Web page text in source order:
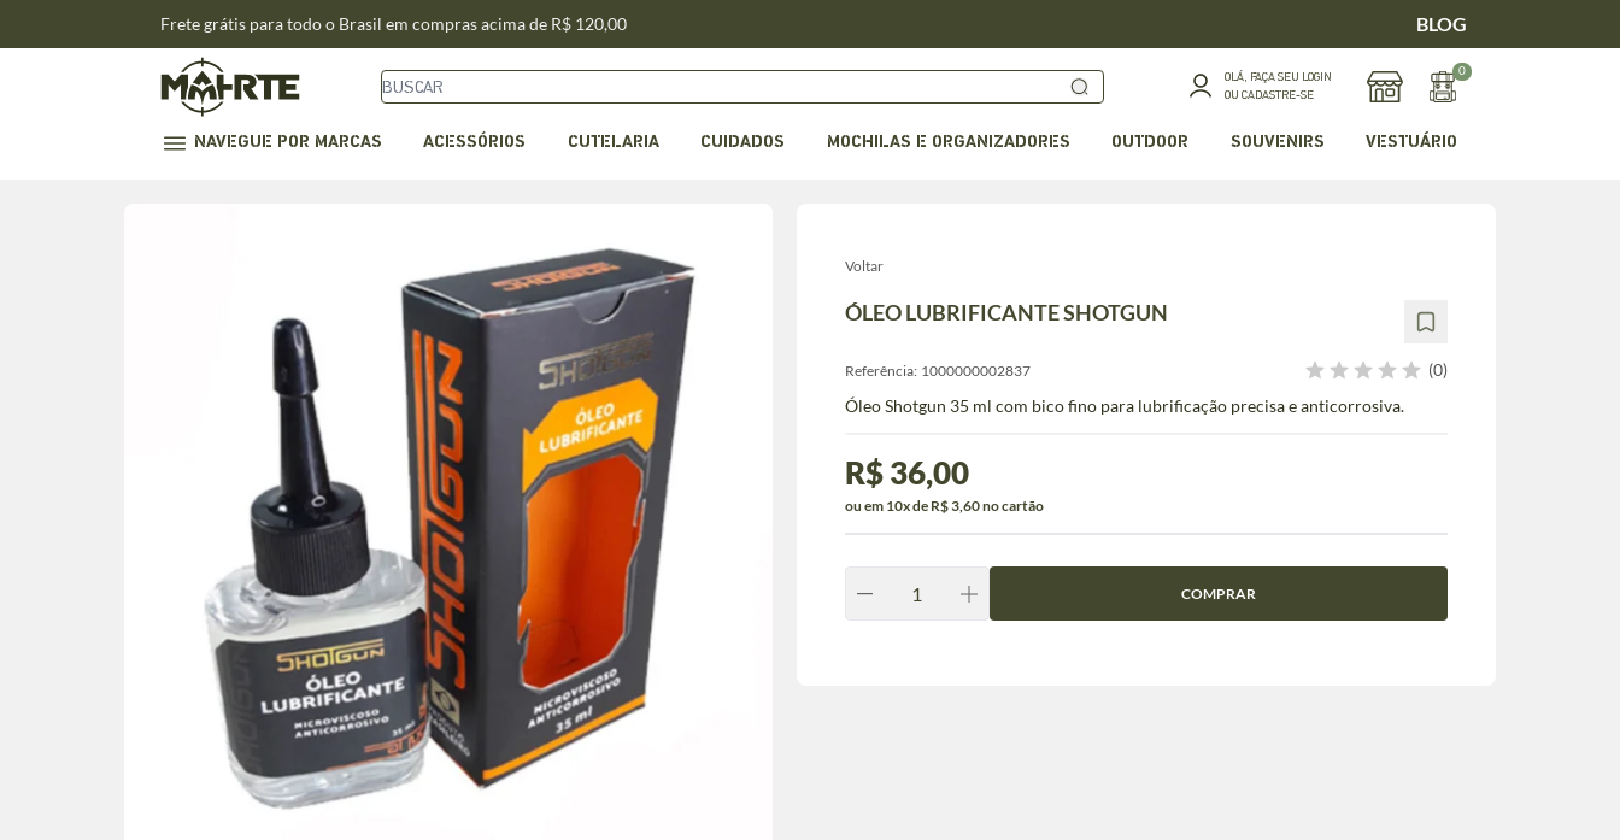
Frete grátis para todo o Brasil em compras acima de R$ 120,00 BLOG
OLÁ, FAÇA SEU LOGIN
OU CADASTRE-SE
0
NAVEGUE POR MARCAS ACESSÓRIOS CUTELARIA CUIDADOS MOCHILAS E ORGANIZADORES OUTDOOR SOUVENIRS VESTUÁRIO
Voltar
ÓLEO LUBRIFICANTE SHOTGUN
Referência: 1000000002837
(0)
Óleo Shotgun 35 ml com bico fino para lubrificação precisa e anticorrosiva.
R$ 36,00
ou em 10x de R$ 3,60 no cartão
COMPRAR